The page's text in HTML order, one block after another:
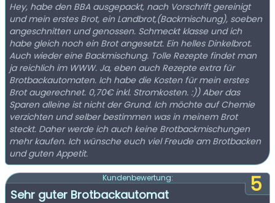
Hey, habe den BBA ausgepackt, nach Vorschrift gereinigt
und mein erstes Brot, ein Landbrot,(Backmischung), soeben
angeschnitten und genossen. Schmeckt klasse und ich
habe gleich noch ein Brot angesetzt. Ein helles Dinkelbrot.
Auch wieder eine Backmischung. Tolle Rezepte findet man
ja reichlich im WWW. Ja, eben auch Rezepte extra für
Brotbackautomaten. Ich habe die Kosten für mein erstes
Brot augerechnet. 0,70€ inkl. Stromkosten. :)) Aber das
Sparen alleine ist nicht der Grund. Ich möchte auf Chemie
verzichten und selber bestimmen was in meinem Brot
steckt. Daher werde ich auch keine Brotbackmischungen
mehr kaufen. Ich wünsche euch viel Freude am Brotbacken
und guten Appetit.
5
Kundenbewertung:
Sehr guter Brotbackautomat